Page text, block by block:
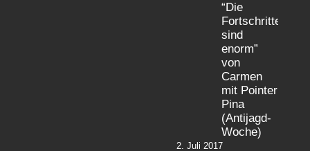
“Die
Fortschritte
sind
enorm”
von
Carmen
mit Pointer
Pina
(Antijagd-
Woche)
2. Juli 2017